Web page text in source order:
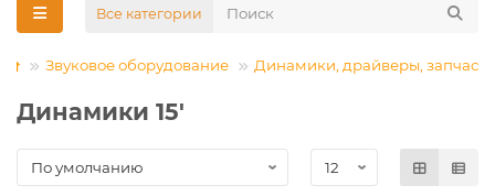
Все категории
Звуковое оборудование Динамики, драйверы, запчасти
Динамики 15'